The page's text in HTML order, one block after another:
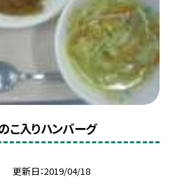
こ入りハンバーグ
更新日 2019/04/18